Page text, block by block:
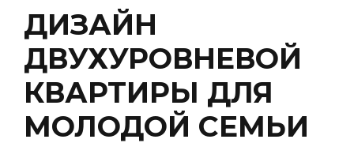
ДИЗАЙН
ДВУХУРОВНЕВОЙ
КВАРТИРЫ ДЛЯ
МОЛОДОЙ СЕМЬИ